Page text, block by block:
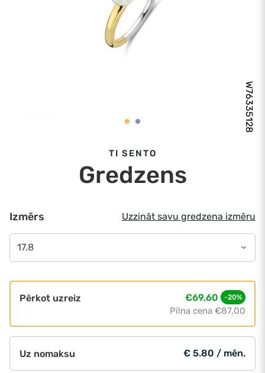
W76335128
TI SENTO
Gredzens
Izmērs Uzzināt savu gredzena izmēru
17.8
Pērkot uzreiz €69,60 -20%
Pilna cena €87,00
Uz nomaksu € 5.80 / mēn.